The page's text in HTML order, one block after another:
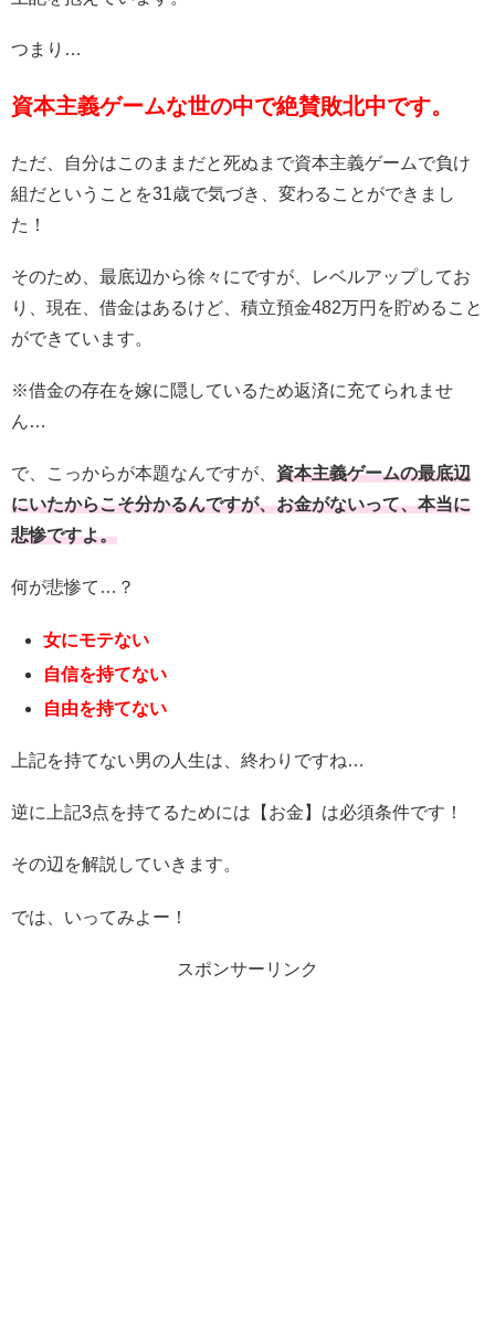
つまり…
資本主義ゲームな世の中で絶賛敗北中です。
ただ、自分はこのままだと死ぬまで資本主義ゲームで負け
組だということを31歳で気づき、変わることができまし
た！
そのため、最底辺から徐々にですが、レベルアップしてお
り、現在、借金はあるけど、積立預金482万円を貯めること
ができています。
※借金の存在を嫁に隠しているため返済に充てられませ
ん…
で、こっからが本題なんですが、 資本主義ゲームの最底辺
にいたからこそ分かるんですが、お金がないって、本当に
悲惨ですよ。
何が悲惨て…？
女にモテない
自信を持てない
自由を持てない
上記を持てない男の人生は、終わりですね…
逆に上記3点を持てるためには【お金】は必須条件です！
その辺を解説していきます。
では、いってみよー！
スポンサーリンク